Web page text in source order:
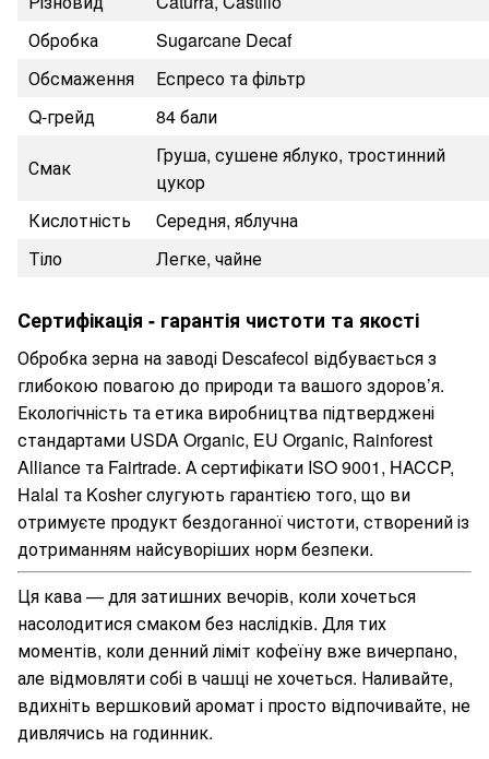
Обробка
Sugarcane Decaf
Обсмаження
Еспресо та фільтр
Q-грейд
84 бали
Смак
Груша, сушене яблуко, тростинний
цукор
Кислотність
Середня, яблучна
Тіло
Легке, чайне
Сертифікація - гарантія чистоти та якості
Обробка зерна на заводі Descafecol відбувається з
глибокою повагою до природи та вашого здоров’я.
Екологічність та етика виробництва підтверджені
стандартами USDA Organic, EU Organic, Rainforest
Alliance та Fairtrade. А сертифікати ISO 9001, HACCP,
Halal та Kosher слугують гарантією того, що ви
отримуєте продукт бездоганної чистоти, створений із
дотриманням найсуворіших норм безпеки.
Ця кава — для затишних вечорів, коли хочеться
насолодитися смаком без наслідків. Для тих
моментів, коли денний ліміт кофеїну вже вичерпано,
але відмовляти собі в чашці не хочеться. Наливайте,
вдихніть вершковий аромат і просто відпочивайте, не
дивлячись на годинник.